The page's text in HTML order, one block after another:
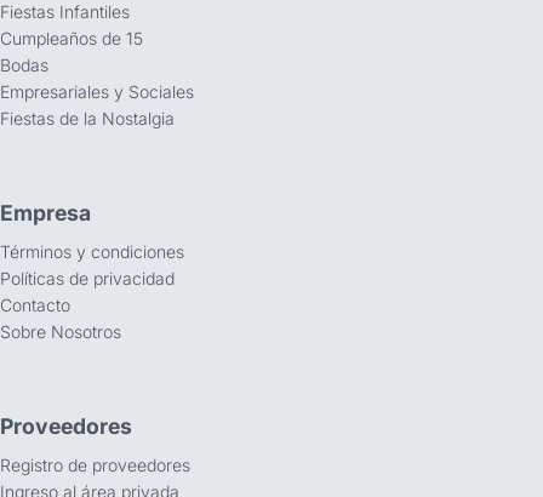
Fiestas Infantiles
Cumpleaños de 15
Bodas
Empresariales y Sociales
Fiestas de la Nostalgia
Empresa
Términos y condiciones
Políticas de privacidad
Contacto
Sobre Nosotros
Proveedores
Registro de proveedores
Ingreso al área privada